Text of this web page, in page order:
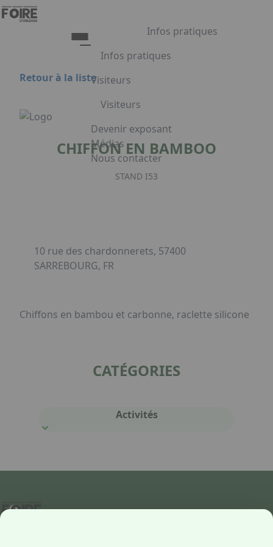
Aller au contenu principal
Infos pratiques
Infos pratiques
Tarifs et Horaires
Restauration
FAQ
Visiteurs
Visiteurs
Liste exposants
Plan du salon
Programme
Embarquement pour Venise
Devenir exposant
Médias
Nous contacter
Appuyez sur Entrée pour ouvrir le
Retour à la liste
CHIFFON EN BAMBOO
STAND I53
10 rue des chardonnerets, 57400
SARREBOURG, FR
Chiffons en bambou et carbonne, raclette silicone
CATÉGORIES
Activités
Panneau de gestion des cookies